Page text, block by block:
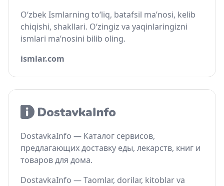
O‘zbek Ismlarning to‘liq, batafsil ma’nosi, kelib
chiqishi, shakllari. O‘zingiz va yaqinlaringizni
ismlari ma’nosini bilib oling.
ismlar.com
DostavkaInfo — Каталог сервисов,
предлагающих доставку еды, лекарств, книг и
товаров для дома.
DostavkaInfo — Taomlar, dorilar, kitoblar va